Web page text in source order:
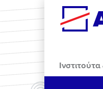
Skip to main content